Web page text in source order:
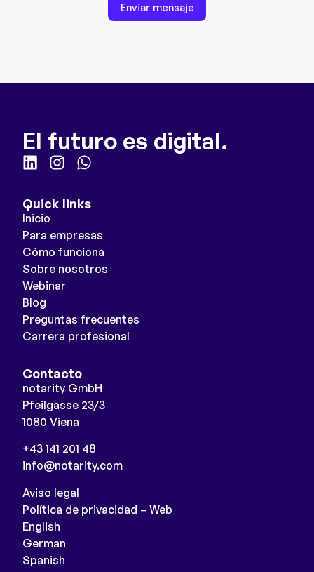
Enviar mensaje
El futuro es digital.
Quick links
Inicio
Para empresas
Cómo funciona
Sobre nosotros
Webinar
Blog
Preguntas frecuentes
Carrera profesional
Contacto
notarity GmbH
Pfeilgasse 23/3
1080 Viena
+43 141 201 48
info@notarity.com
Aviso legal
Política de privacidad – Web
English
German
Spanish